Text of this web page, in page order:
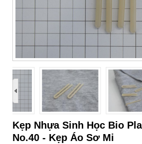
Kẹp Nhựa Sinh Học Bio
No.40 - Kẹp Áo Sơ Mi